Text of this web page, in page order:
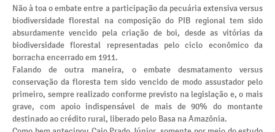
Não à toa o embate entre a participação da pecuária extensiva versus
biodiversidade florestal na composição do PIB regional tem sido
absurdamente vencido pela criação de boi, desde as vitórias da
biodiversidade florestal representadas pelo ciclo econômico da
borracha encerrado em 1911.
Falando de outra maneira, o embate desmatamento versus
conservação da floresta tem sido vencido de modo assustador pelo
primeiro, sempre realizado conforme previsto na legislação e, o mais
grave, com apoio indispensável de mais de 90% do montante
destinado ao crédito rural, liberado pelo Basa na Amazônia.